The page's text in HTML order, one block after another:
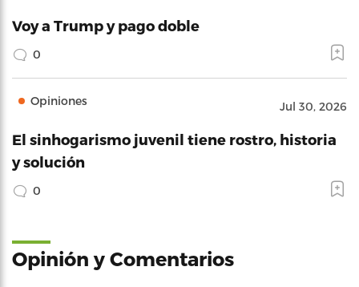
Voy a Trump y pago doble
0
Opiniones Jul 30, 2026
El sinhogarismo juvenil tiene rostro, historia
y solución
0
Opinión y Comentarios